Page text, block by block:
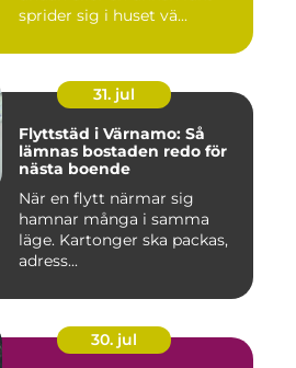
sprider sig i huset vä...
31. jul
Flyttstäd i Värnamo: Så
lämnas bostaden redo för
nästa boende
När en flytt närmar sig
hamnar många i samma
läge. Kartonger ska packas,
adress...
30. jul